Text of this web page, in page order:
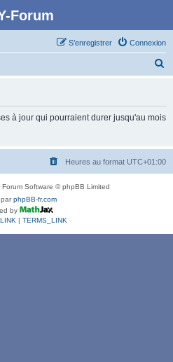
Forum
Connexion
S’enregistrer
c
à jour qui pourraient durer jusqu'au mois
Heures au format UTC+01:00
Forum Software © phpBB Limited
parphpBB-fr.com
by
| TERMS_LINK